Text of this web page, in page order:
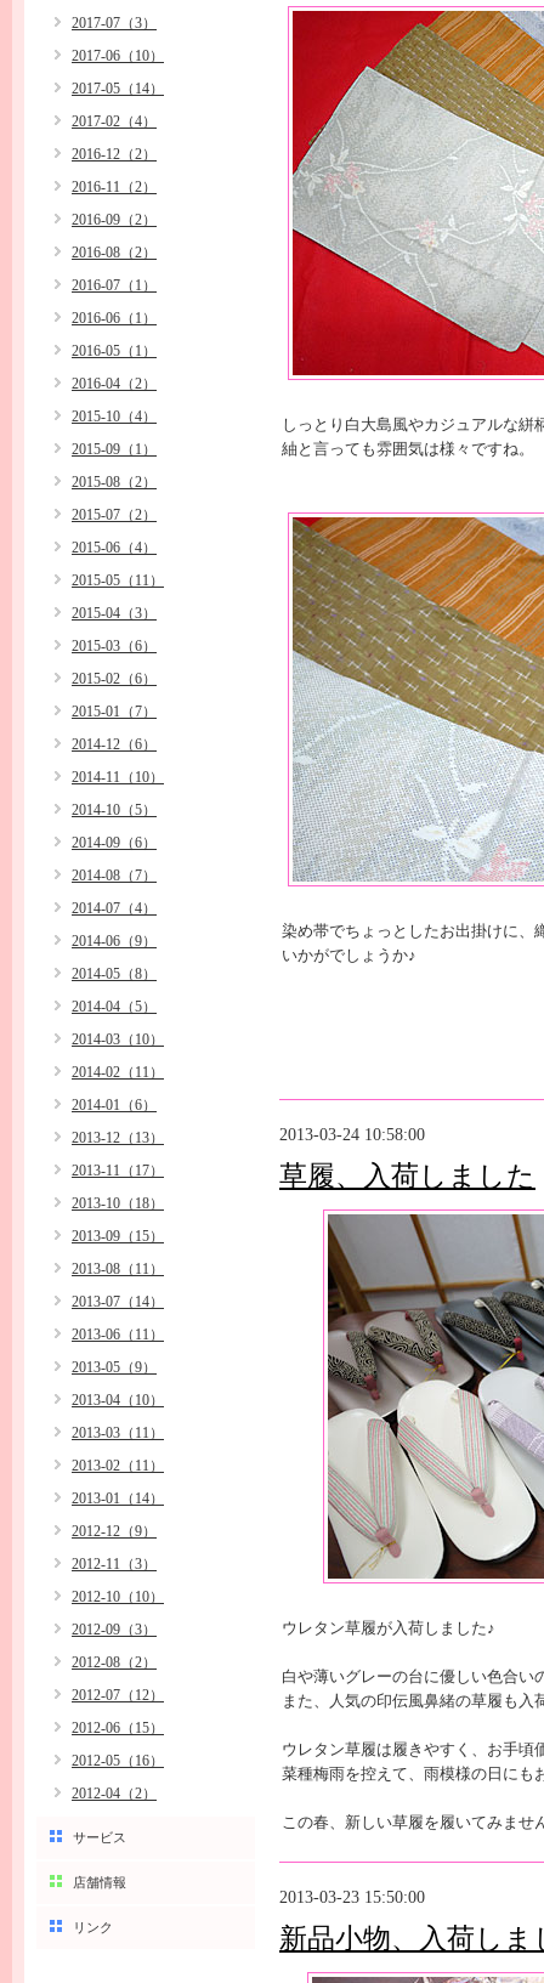
しっとり白大島風やカジュアルな絣
紬と言っても雰囲気は様々ですね。
染め帯でちょっとしたお出掛けに、
いかがでしょうか♪
2013-03-24 10:58:00
草履、入荷しました
ウレタン草履が入荷しました♪
白や薄いグレーの台に優しい色合い
また、人気の印伝風鼻緒の草履も入
ウレタン草履は履きやすく、お手頃
菜種梅雨を控えて、雨模様の日にも
この春、新しい草履を履いてみませ
2013-03-23 15:50:00
新品小物、入荷しま
2017-07（3）
2017-06（10）
2017-05（14）
2017-02（4）
2016-12（2）
2016-11（2）
2016-09（2）
2016-08（2）
2016-07（1）
2016-06（1）
2016-05（1）
2016-04（2）
2015-10（4）
2015-09（1）
2015-08（2）
2015-07（2）
2015-06（4）
2015-05（11）
2015-04（3）
2015-03（6）
2015-02（6）
2015-01（7）
2014-12（6）
2014-11（10）
2014-10（5）
2014-09（6）
2014-08（7）
2014-07（4）
2014-06（9）
2014-05（8）
2014-04（5）
2014-03（10）
2014-02（11）
2014-01（6）
2013-12（13）
2013-11（17）
2013-10（18）
2013-09（15）
2013-08（11）
2013-07（14）
2013-06（11）
2013-05（9）
2013-04（10）
2013-03（11）
2013-02（11）
2013-01（14）
2012-12（9）
2012-11（3）
2012-10（10）
2012-09（3）
2012-08（2）
2012-07（12）
2012-06（15）
2012-05（16）
2012-04（2）
サービス
店舗情報
リンク